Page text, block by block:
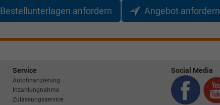
Bestellunterlagen anfordern Angebot anfordern
Service
Autofinanzierung
Inzahlungnahme
Zulassungsservice
Social Media